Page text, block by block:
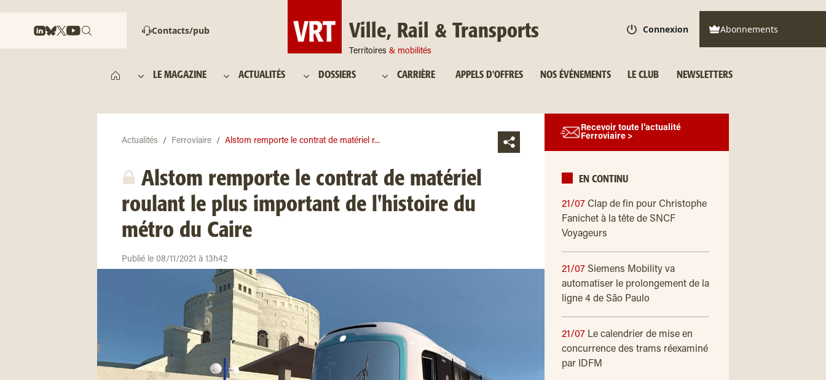
Contacts/pub Ville, Rail & Transports
Territoires & mobilités
Connexion Abonnements
LE MAGAZINE ACTUALITÉS DOSSIERS CARRIÈRE APPELS D'OFFRES NOS ÉVÉNEMENTS LE CLUB NEWSLETTERS
Actualités Ferroviaire Alstom remporte le contrat de matériel r...
Alstom remporte le contrat de matériel
roulant le plus important de l'histoire du
métro du Caire
Publié le 08/11/2021 à 13h42
Recevoir toute l’actualité
Ferroviaire >
EN CONTINU
21/07 Clap de fin pour Christophe
Fanichet à la tête de SNCF
Voyageurs
21/07 Siemens Mobility va
automatiser le prolongement de la
ligne 4 de São Paulo
21/07 Le calendrier de mise en
concurrence des trams réexaminé
par IDFM